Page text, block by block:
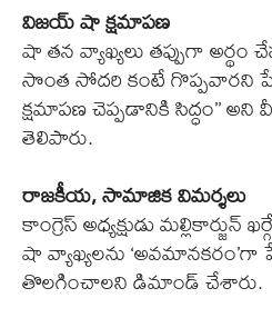
విజయ్‌ షా క్షమాపణ
షా తన వ్యాఖ్యలు తప్పుగా
సొంత సోదరి కంటే గొప్పవారని
క్షమాపణ చెప్పడానికి సిద్ధం’’
తెలిపారు.
రాజకీయ, సామాజిక విమర్శలు
కాంగ్రెస్‌ అధ్యక్షుడు మల్లికార్జున్‌
షా వ్యాఖ్యలను
తొలగించాలని డిమాండ్‌ చేశారు.